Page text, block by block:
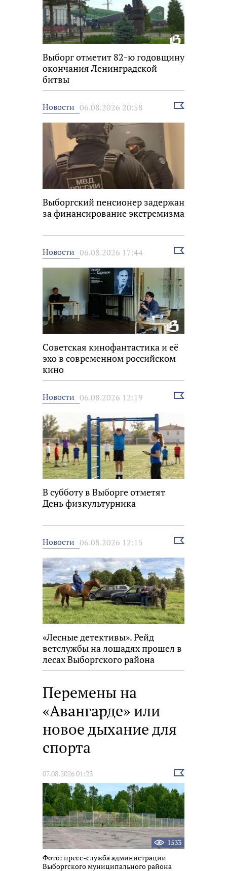
Выборг отметит 82-ю годовщину
окончания Ленинградской
битвы
Новости 06.08.2026 20:58
Выбрать
Выборгский пенсионер задержан
за финансирование экстремизма
Новости 06.08.2026 17:44
Выбрать
Советская кинофантастика и её
эхо в современном российском
кино
Новости 06.08.2026 12:19
Выбрать
В субботу в Выборге отметят
День физкультурника
Новости 06.08.2026 12:15
Выбрать
«Лесные детективы». Рейд
ветслужбы на лошадях прошел в
лесах Выборгского района
Перемены на
«Авангарде» или
новое дыхание для
спорта
07.08.2026 01:23
Выбрать
новость
1533
Фото: пресс-служба администрации
Выборгского муниципального района